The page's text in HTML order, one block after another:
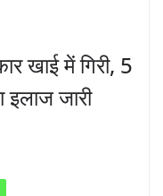
खाई में गिरी, 5
इलाज जारी